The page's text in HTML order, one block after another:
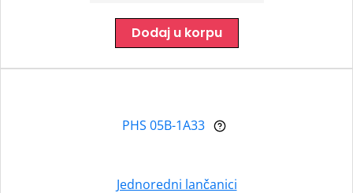
Dodaj u korpu
PHS 05B-1A33
Jednoredni lančanici